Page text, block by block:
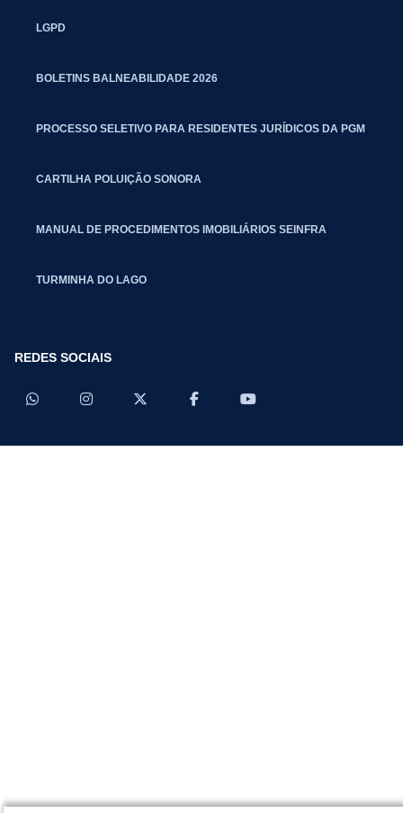
LGPD
BOLETINS BALNEABILIDADE 2026
PROCESSO SELETIVO PARA RESIDENTES JURÍDICOS DA PGM
CARTILHA POLUIÇÃO SONORA
MANUAL DE PROCEDIMENTOS IMOBILIÁRIOS SEINFRA
TURMINHA DO LAGO
REDES SOCIAIS